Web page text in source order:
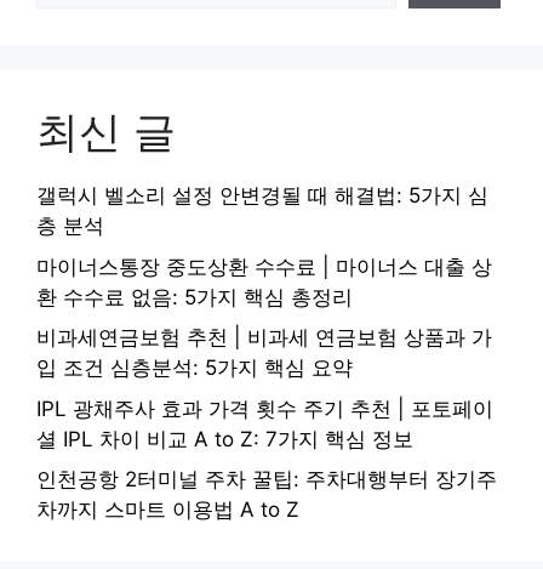
최신 글
갤럭시 벨소리 설정 안변경될 때 해결법: 5가지 심
층 분석
마이너스통장 중도상환 수수료 | 마이너스 대출 상
환 수수료 없음: 5가지 핵심 총정리
비과세연금보험 추천 | 비과세 연금보험 상품과 가
입 조건 심층분석: 5가지 핵심 요약
IPL 광채주사 효과 가격 횟수 주기 추천 | 포토페이
셜 IPL 차이 비교 A to Z: 7가지 핵심 정보
인천공항 2터미널 주차 꿀팁: 주차대행부터 장기주
차까지 스마트 이용법 A to Z